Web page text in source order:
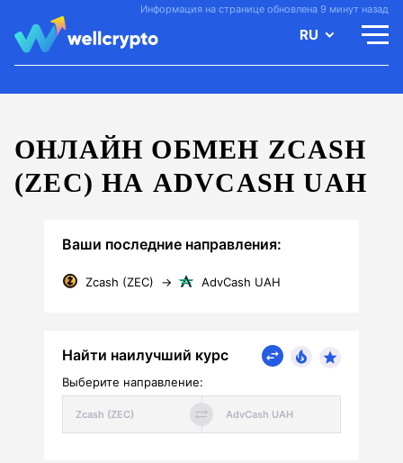
Информация на странице обновлена 9 минут назад
RU
ОНЛАЙН ОБМЕН ZCASH
(ZEC) НА ADVCASH UAH
Ваши последние направления:
Zcash (ZEC) → AdvCash UAH
Найти наилучший курс
Выберите направление: